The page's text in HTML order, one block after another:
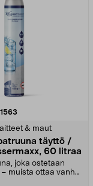
1563
& maut
täyttö /
60 litraa
joka ostetaan
muista ottaa vanha